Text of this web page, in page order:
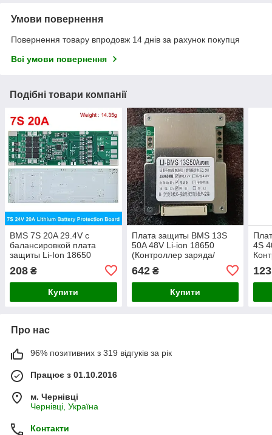
Умови повернення
Повернення товару впродовж 14 днів за рахунок покупця
Всі умови повернення
Подібні товари компанії
BMS 7S 20A 29.4V с
балансировкой плата
защиты Li-Ion 18650
разряда)
208 ₴
Купити
Плата защиты BMS 13S
50A 48V Li-ion 18650
(Контроллер заряда/
642₴
Купити
4S
123
Про нас
96% позитивних з 319 відгуків за рік
Працює з 01.10.2016
м. Чернівці
Чернівці, Україна
Контакти